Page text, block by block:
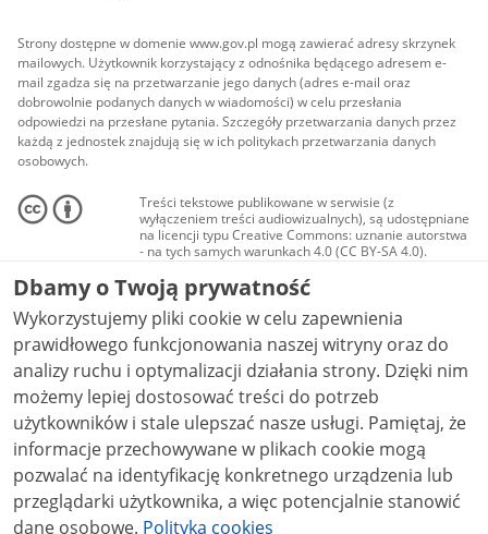
Strony dostępne w domenie www.gov.pl mogą zawierać adresy skrzynek
mailowych. Użytkownik korzystający z odnośnika będącego adresem e-
mail zgadza się na przetwarzanie jego danych (adres e-mail oraz
dobrowolnie podanych danych w wiadomości) w celu przesłania
odpowiedzi na przesłane pytania. Szczegóły przetwarzania danych przez
każdą z jednostek znajdują się w ich politykach przetwarzania danych
osobowych.
Treści tekstowe publikowane w serwisie (z
wyłączeniem treści audiowizualnych), są udostępniane
na licencji typu Creative Commons: uznanie autorstwa
- na tych samych warunkach 4.0 (CC BY-SA 4.0).
Materiały audiowizualne, w tym zdjęcia, materiały
audio i wideo, są udostępniane na licencji typu
Creative Commons: uznanie autorstwa użycie
niekomercyjne - bez utworów zależnych 4.0 (CC BY-
NC-ND 4.0), o ile nie jest to stwierdzone inaczej.
Dbamy o Twoją prywatność
Wykorzystujemy pliki cookie w celu zapewnienia
prawidłowego funkcjonowania naszej witryny oraz do
analizy ruchu i optymalizacji działania strony. Dzięki nim
możemy lepiej dostosować treści do potrzeb
użytkowników i stale ulepszać nasze usługi. Pamiętaj, że
informacje przechowywane w plikach cookie mogą
pozwalać na identyfikację konkretnego urządzenia lub
przeglądarki użytkownika, a więc potencjalnie stanowić
dane osobowe. Polityka cookies